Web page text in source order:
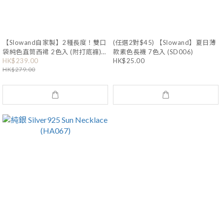
【Slowand自家製】2種長度！雙口
袋純色直筒西裙 2色入 (附打底褲)
(短/基本版) (S-L size) (SD1286)
HK$239.00
HK$279.00
(任選2對$45) 【Slowand】夏日薄
款素色長襪 7色入 (SD006)
HK$25.00